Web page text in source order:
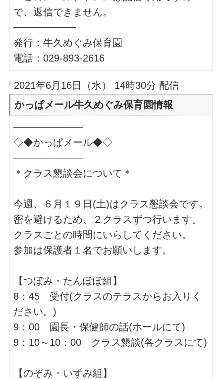
で、返信できません。
─────────
発行：牛久めぐみ保育園
電話：029-893-2616
2021年6月16日（水） 14時30分 配信
かっぱメール牛久めぐみ保育園情報
──────────
◇◆かっぱメール◆◇
──────────
＊クラス懇談会について＊
今週、６月１９日(土)はクラス懇談会です。
密を避けるため、２クラスずつ行います。
クラスごとの時間にいらしてください。
参加は保護者１名でお願いします。
【つぼみ・たんぽぽ組】
8：45 受付(クラスのテラスからお入りく
ださい。)
9：00 園長・保健師の話(ホールにて)
9：10～10：00 クラス懇談(各クラスにて)
【のぞみ・いずみ組】